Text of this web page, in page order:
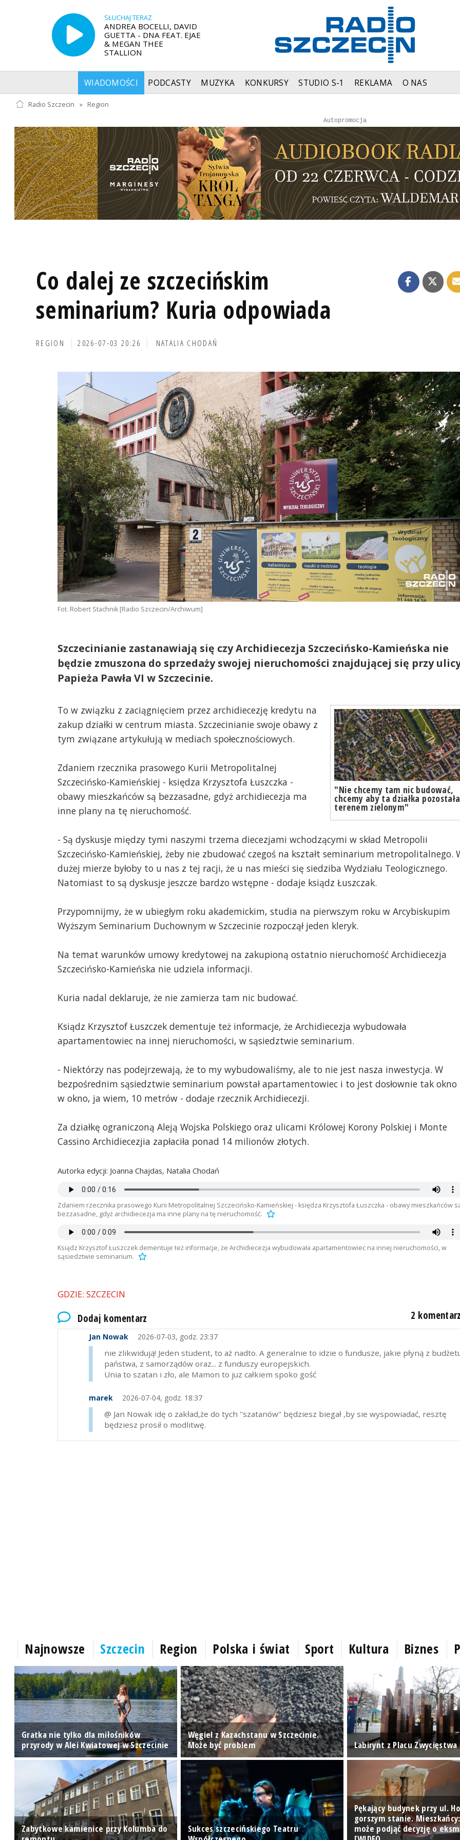
SŁUCHAJ TERAZ
ANDREA BOCELLI, DAVID
GUETTA - DNA FEAT. EJAE
& MEGAN THEE
STALLION
WIADOMOŚCI PODCASTY MUZYKA KONKURSY STUDIO S-1 REKLAMA O NAS
Radio Szczecin » Region
Autopromocja
Autopromocja
Reklama
Co dalej ze szczecińskim
seminarium? Kuria odpowiada
REGION 2026-07-03 20:26 NATALIA CHODAŃ
Fot. Robert Stachnik [Radio Szczecin/Archiwum]
Szczecinianie zastanawiają się czy Archidiecezja Szczecińsko-Kamieńska nie
będzie zmuszona do sprzedaży swojej nieruchomości znajdującej się przy
Papieża Pawła VI w Szczecinie.
"Nie chcemy tam nic budować,
chcemy aby ta działka pozostała
terenem zielonym"
To w związku z zaciągnięciem przez archidiecezję kredytu na
zakup działki w centrum miasta. Szczecinianie swoje obawy z
tym związane artykułują w mediach społecznościowych.
Zdaniem rzecznika prasowego Kurii Metropolitalnej
Szczecińsko-Kamieńskiej - księdza Krzysztofa Łuszczka -
obawy mieszkańców są bezzasadne, gdyż archidiecezja ma
inne plany na tę nieruchomość.
- Są dyskusje między tymi naszymi trzema diecezjami wchodzącymi w skład Metropolii
Szczecińsko-Kamieńskiej, żeby nie zbudować czegoś na kształt seminarium metropolitalnego.
dużej mierze byłoby to u nas z tej racji, że u nas mieści się siedziba Wydziału Teologicznego.
Natomiast to są dyskusje jeszcze bardzo wstępne - dodaje ksiądz Łuszczak.
Przypomnijmy, że w ubiegłym roku akademickim, studia na pierwszym roku w Arcybiskupim
Wyższym Seminarium Duchownym w Szczecinie rozpoczął jeden kleryk.
Na temat warunków umowy kredytowej na zakupioną ostatnio nieruchomość Archidiecezja
Szczecińsko-Kamieńska nie udziela informacji.
Kuria nadal deklaruje, że nie zamierza tam nic budować.
Ksiądz Krzysztof Łuszczek dementuje też informacje, że Archidiecezja wybudowała
apartamentowiec na innej nieruchomości, w sąsiedztwie seminarium.
- Niektórzy nas podejrzewają, że to my wybudowaliśmy, ale to nie jest nasza inwestycja. W
bezpośrednim sąsiedztwie seminarium powstał apartamentowiec i to jest dosłownie tak okno
w okno, ja wiem, 10 metrów - dodaje rzecznik Archidiecezji.
Za działkę ograniczoną Aleją Wojska Polskiego oraz ulicami Królowej Korony Polskiej i Monte
Cassino Archidiecezjia zapłaciła ponad 14 milionów złotych.
Autorka edycji: Joanna Chajdas, Natalia Chodań
Zdaniem rzecznika prasowego Kurii Metropolitalnej Szczecińsko-Kamieńskiej - księdza Krzysztofa Łuszczka - obawy mieszkańców
bezzasadne, gdyż archidiecezja ma inne plany na tę nieruchomość.
Ksiądz Krzysztof Łuszczek dementuje też informacje, że Archidiecezja wybudowała apartamentowiec na innej nieruchomości, w
sąsiedztwie seminarium.
GDZIE: SZCZECIN
Dodaj komentarz 2
Jan Nowak 2026-07-03, godz. 23:37
nie zlikwidują! Jeden student, to aż nadto. A generalnie to idzie o fundusze, jakie płyną z
państwa, z samorządów oraz... z funduszy europejskich.
Unia to szatan i zło, ale Mamon to juz całkiem spoko gość
marek 2026-07-04, godz. 18:37
@ Jan Nowak idę o zakład,że do tych ''szatanów'' będziesz biegał ,by sie wyspowiadać, resztę
będziesz prosił o modlitwę.
Najnowsze Szczecin Region Polska i świat Sport Kultura Biznes
Gratka nie tylko dla miłośników
przyrody w Alei Kwiatowej w Szczecinie
Węgiel z Kazachstanu w Szczecinie.
Może być problem
Labirynt z Placu
Zabytkowe kamienice przy Kolumba do
Sukces szczecińskiego Teatru
Pękający budynek przy ul.
gorszym stanie.
może podjąć decyzję o